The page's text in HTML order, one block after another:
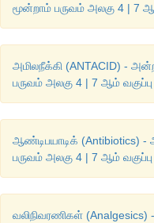
மூன்றாம் பருவம் அலகு 4 | 7
அமிலநீக்கி (ANTACID) -
பருவம் அலகு 4 | 7 ஆம்
ஆண்டிபயாடிக் (Antibiotics) -
பருவம் அலகு 4 | 7 ஆம்
வலிநிவரணிகள்